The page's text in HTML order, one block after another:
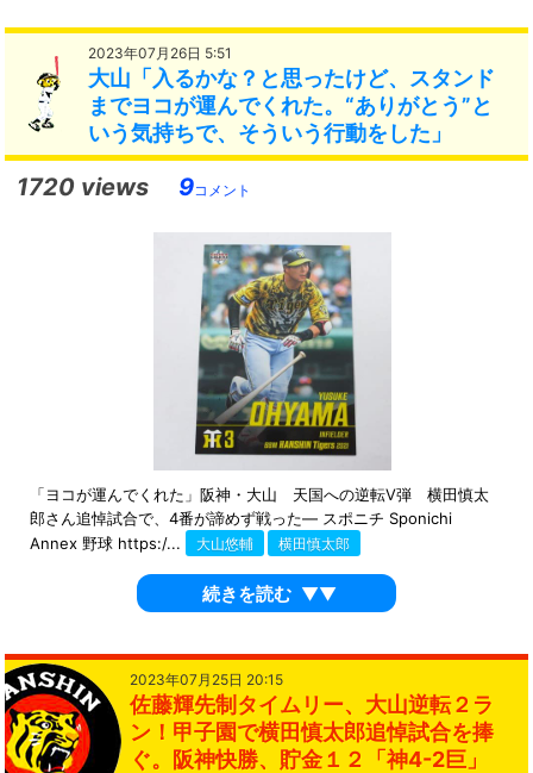
2023年07月26日 5:51
大山「入るかな？と思ったけど、スタンド
までヨコが運んでくれた。“ありがとう”と
いう気持ちで、そういう行動をした」
1720 views 9コメント
「ヨコが運んでくれた」阪神・大山 天国への逆転V弾 横田慎太
郎さん追悼試合で、4番が諦めず戦った― スポニチ Sponichi
Annex 野球 https:/...
大山悠輔 横田慎太郎
続きを読む ▼▼
2023年07月25日 20:15
佐藤輝先制タイムリー、大山逆転２ラ
ン！甲子園で横田慎太郎追悼試合を捧
ぐ。阪神快勝、貯金１２「神4-2巨」